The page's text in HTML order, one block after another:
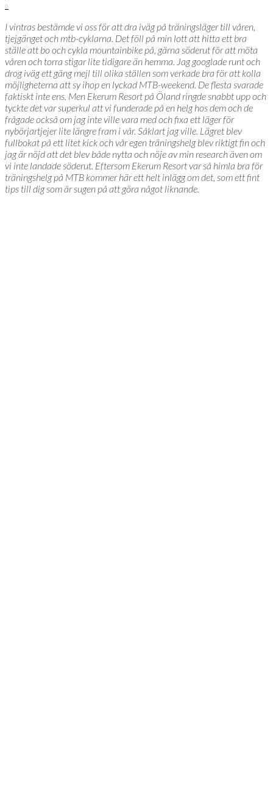
0
I vintras bestämde vi oss för att dra iväg på träningsläger till våren,
tjejgänget och mtb-cyklarna. Det föll på min lott att hitta ett bra
ställe att bo och cykla mountainbike på, gärna söderut för att möta
våren och torra stigar lite tidigare än hemma. Jag googlade runt och
drog iväg ett gäng mejl till olika ställen som verkade bra för att kolla
möjligheterna att sy ihop en lyckad MTB-weekend. De flesta svarade
faktiskt inte ens. Men Ekerum Resort på Öland ringde snabbt upp och
tyckte det var superkul att vi funderade på en helg hos dem och de
frågade också om jag inte ville vara med och fixa ett läger för
nybörjartjejer lite längre fram i vår. Såklart jag ville. Lägret blev
fullbokat på ett litet kick och vår egen träningshelg blev riktigt fin och
jag är nöjd att det blev både nytta och nöje av min research även om
vi inte landade söderut. Eftersom Ekerum Resort var så himla bra för
träningshelg på MTB kommer här ett helt inlägg om det, som ett fint
tips till dig som är sugen på att göra något liknande.